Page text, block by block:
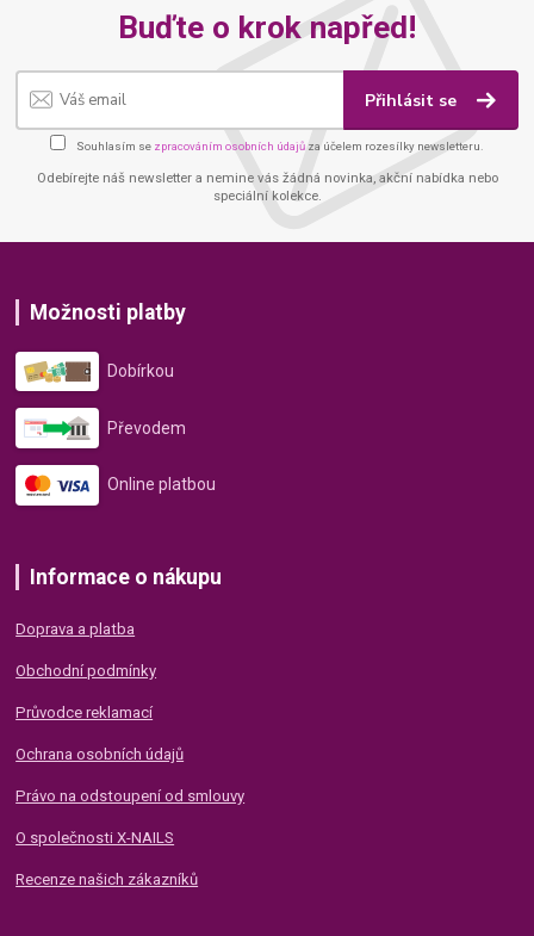
Buďte o krok napřed!
Přihlásit se
Souhlasím se zpracováním osobních údajů za účelem rozesílky newsletteru.
Odebírejte náš newsletter a nemine vás žádná novinka, akční nabídka nebo
speciální kolekce.
Možnosti platby
Dobírkou
Převodem
Online platbou
Informace o nákupu
Doprava a platba
Obchodní podmínky
Průvodce reklamací
Ochrana osobních údajů
Právo na odstoupení od smlouvy
O společnosti X-NAILS
Recenze našich zákazníků